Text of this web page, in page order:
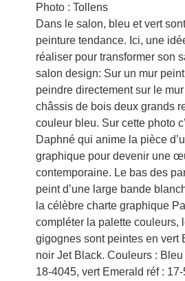
Photo : Tollens
Dans le salon, bleu et vert
peinture tendance. Ici, une
réaliser pour transformer son
salon design: Sur un mur
peindre directement sur le
châssis de bois deux grands
couleur bleu. Sur cette photo
Daphné qui anime la pièce
graphique pour devenir une
contemporaine. Le bas des
peint d’une large bande
la célèbre charte graphique
compléter la palette couleurs,
gigognes sont peintes en vert
noir Jet Black. Couleurs :
18-4045, vert Emerald réf :